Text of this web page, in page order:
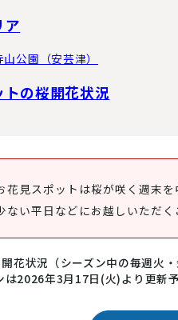
ア
公園（安芸津）
トの桜開花状況
花見スポットは桜が咲く週末を
ない平日などにお越しいただく
花状況（シーズン中の毎週火
2026年3月17日(火)より更新予